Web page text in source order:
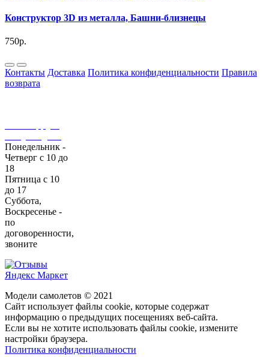
Конструктор 3D из металла, Башни-близнецы
750р.
Контакты Доставка Политика конфиденциальности Правила
возврата
Понедельник -
Четверг с 10 до
18
Пятница с 10
до 17
Суббота,
Воскресенье -
по
договоренности,
звоните
Модели самолетов © 2021
Сайт использует файлы cookie, которые содержат
информацию о предыдущих посещениях веб-сайта.
Если вы не хотите использовать файлы cookie, измените
настройки браузера.
Политика конфиденциальности